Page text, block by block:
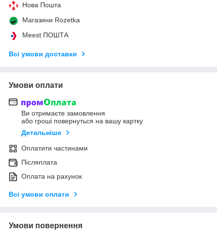
Нова Пошта
Магазини Rozetka
Meest ПОШТА
Всі умови доставки
Умови оплати
Ви отримаєте замовлення
або гроші повернуться на вашу картку
Детальніше
Оплатити частинами
Післяплата
Оплата на рахунок
Всі умови оплати
Умови повернення